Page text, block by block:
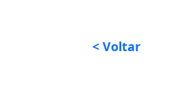
< Voltar